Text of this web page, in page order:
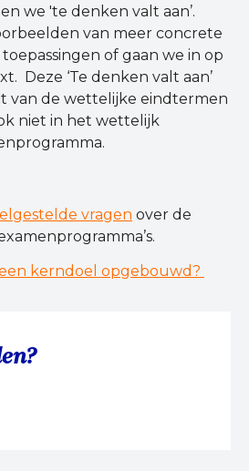
we 'te denken valt aan’.
van meer concrete
of gaan we in op
Deze ‘Te denken valt aan’
van de wettelijke eindtermen
niet in het wettelijk
vragen over de
een kerndoel opgebouwd?